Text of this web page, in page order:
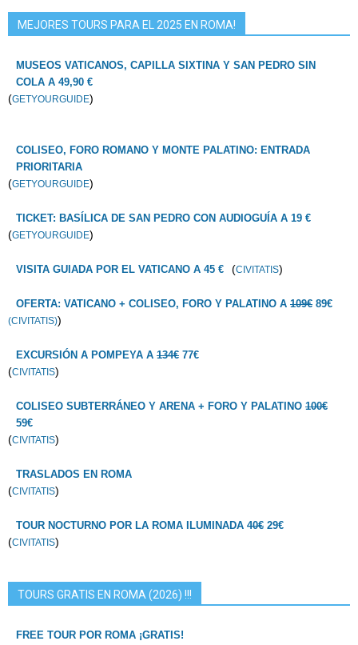
MEJORES TOURS PARA EL 2025 EN ROMA!
MUSEOS VATICANOS, CAPILLA SIXTINA Y SAN PEDRO SIN
COLA A 49,90 €
(GETYOURGUIDE)
COLISEO, FORO ROMANO Y MONTE PALATINO: ENTRADA
PRIORITARIA
(GETYOURGUIDE)
TICKET: BASÍLICA DE SAN PEDRO CON AUDIOGUÍA A 19 €
(GETYOURGUIDE)
VISITA GUIADA POR EL VATICANO A 45 € (CIVITATIS)
OFERTA: VATICANO + COLISEO, FORO Y PALATINO A 109€ 89€
(CIVITATIS))
EXCURSIÓN A POMPEYA A 134€ 77€
(CIVITATIS)
COLISEO SUBTERRÁNEO Y ARENA + FORO Y PALATINO 100€
59€
(CIVITATIS)
TRASLADOS EN ROMA
(CIVITATIS)
TOUR NOCTURNO POR LA ROMA ILUMINADA 40€ 29€
(CIVITATIS)
TOURS GRATIS EN ROMA (2026) !!!
FREE TOUR POR ROMA ¡GRATIS!